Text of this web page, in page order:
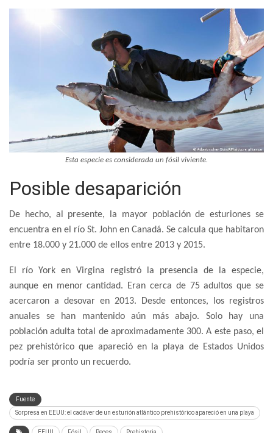
Esta especie es considerada un fósil viviente.
Posible desaparición
De hecho, al presente, la mayor población de esturiones se
encuentra en el río St. John en Canadá. Se calcula que habitaron
entre 18.000 y 21.000 de ellos entre 2013 y 2015.
El río York en Virgina registró la presencia de la especie,
aunque en menor cantidad. Eran cerca de 75 adultos que se
acercaron a desovar en 2013. Desde entonces, los registros
anuales se han mantenido aún más abajo. Solo hay una
población adulta total de aproximadamente 300. A este paso, el
pez prehistórico que apareció en la playa de Estados Unidos
podría ser pronto un recuerdo.
Fuente
Sorpresa en EEUU: el cadáver de un esturión atlántico prehistórico apareció en una playa